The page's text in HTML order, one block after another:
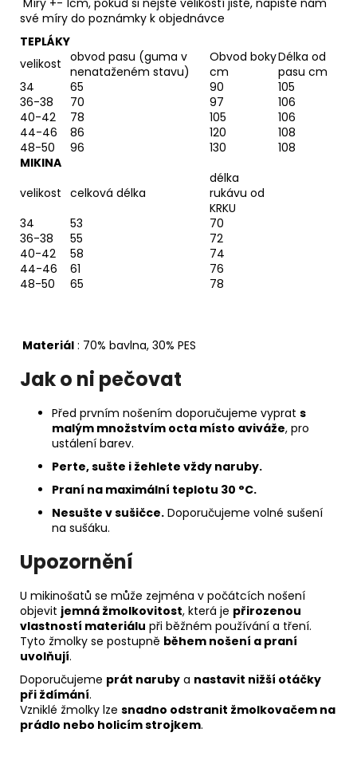
Míry +- 1cm, pokud si nejste velikostí jisté, napište nám
své míry do poznámky k objednávce
TEPLÁKY
velikost obvod pasu (guma v
nenataženém stavu)
Obvod boky
cm
Délka od
pasu cm
34
65 90
105
36-38
70 97
106
40-42
78 105
106
44-46
86 120
108
48-50
96 130
108
MIKINA
velikost celková délka
délka
rukávu od
KRKU
34
53
70
36-38
55
72
40-42
58
74
44-46
61
76
48-50
65 78
Materiál : 70% bavlna, 30% PES
Jak o ni pečovat
Před prvním nošením doporučujeme vyprat s
malým množstvím octa místo aviváže, pro
ustálení barev.
Perte, sušte i žehlete vždy naruby.
Praní na maximální teplotu 30 °C.
Nesušte v sušičce. Doporučujeme volné sušení
na sušáku.
Upozornění
U mikinošatů se může zejména v počátcích nošení
objevit jemná žmolkovitost, která je přirozenou
vlastností materiálu při běžném používání a tření.
Tyto žmolky se postupně během nošení a praní
uvolňují.
Doporučujeme prát naruby a nastavit nižší otáčky
při ždímání.
Vzniklé žmolky lze snadno odstranit žmolkovačem na
prádlo nebo holicím strojkem.